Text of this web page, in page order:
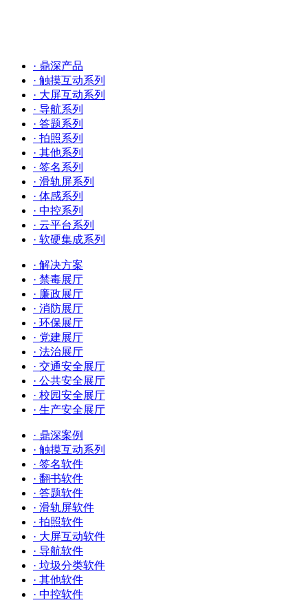
· 鼎深产品
· 触摸互动系列
· 大屏互动系列
· 导航系列
· 答题系列
· 拍照系列
· 其他系列
· 签名系列
· 滑轨屏系列
· 体感系列
· 中控系列
· 云平台系列
· 软硬集成系列
· 解决方案
· 禁毒展厅
· 廉政展厅
· 消防展厅
· 环保展厅
· 党建展厅
· 法治展厅
· 交通安全展厅
· 公共安全展厅
· 校园安全展厅
· 生产安全展厅
· 鼎深案例
· 触摸互动系列
· 签名软件
· 翻书软件
· 答题软件
· 滑轨屏软件
· 拍照软件
· 大屏互动软件
· 导航软件
· 垃圾分类软件
· 其他软件
· 中控软件